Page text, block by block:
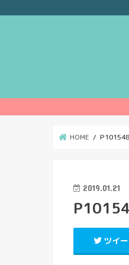
HOME
2019.01.21
ツイ